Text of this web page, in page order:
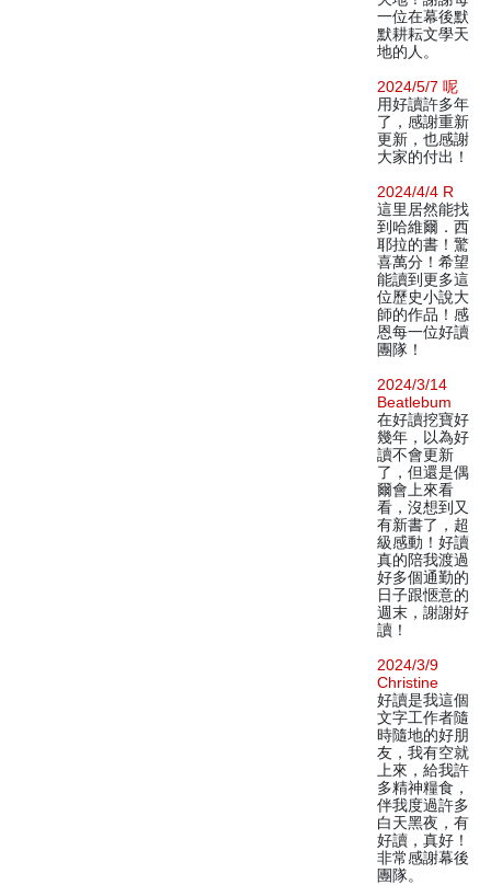
一位在幕後默
默耕耘文學天
地的人。
2024/5/7 呢
用好讀許多年
了，感謝重新
更新，也感謝
大家的付出！
2024/4/4 R
這里居然能找
到哈維爾．西
耶拉的書！驚
喜萬分！希望
能讀到更多這
位歷史小說大
師的作品！感
恩每一位好讀
團隊！
2024/3/14
Beatlebum
在好讀挖寶好
幾年，以為好
讀不會更新
了，但還是偶
爾會上來看
看，沒想到又
有新書了，超
級感動！好讀
真的陪我渡過
好多個通勤的
日子跟愜意的
週末，謝謝好
讀！
2024/3/9
Christine
好讀是我這個
文字工作者隨
時隨地的好朋
友，我有空就
上來，給我許
多精神糧食，
伴我度過許多
白天黑夜，有
好讀，真好！
非常感謝幕後
團隊。